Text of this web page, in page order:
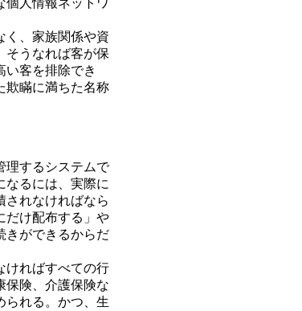
個人情報ネットワ
く、家族関係や資
そうなれば客が保
い客を排除でき
欺瞞に満ちた名称
理するシステムで
なるには、実際に
されなければなら
だけ配布する」や
きができるからだ
ければすべての行
保険、介護保険な
られる。かつ、生